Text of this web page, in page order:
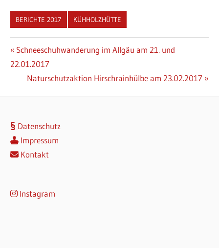
BERICHTE 2017 KÜHHOLZHÜTTE
Beitragsnavigation
Vorheriger
Beitrag:
Schneeschuhwanderung im Allgäu am 21. und
22.01.2017
Nächster
Naturschutzaktion Hirschrainhülbe am 23.02.2017
Datenschutz
Impressum
Kontakt
Instagram